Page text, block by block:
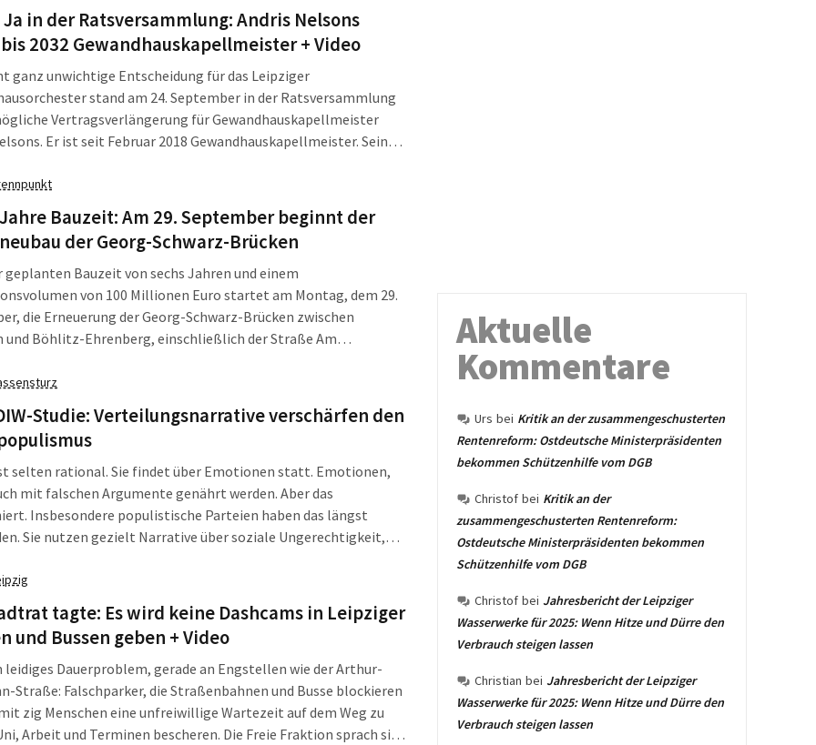
Nationalsozialismus. Musikalisch wird der […]
Ja in der Ratsversammlung: Andris Nelsons
2032 Gewandhauskapellmeister + Video
ganz unwichtige Entscheidung für das Leipziger
stand am 24. September in der Ratsversammlung
Vertragsverlängerung für Gewandhauskapellmeister
Er ist seit Februar 2018 Gewandhauskapellmeister. Sein
die Zusammenarbeit zwischen Gewandhausorchester und
sehr erfolgreich, betonte das Kulturdezernat
Bauzeit: Am 29. September beginnt der
der Georg-Schwarz-Brücken
geplanten Bauzeit von sechs Jahren und einem
von 100 Millionen Euro startet am Montag, dem 29.
die Erneuerung der Georg-Schwarz-Brücken zwischen
und Böhlitz-Ehrenberg, einschließlich der Straße Am
herzustellen, müssen zunächst mehrere leerstehende
unterhalb der Brücken abgebrochen und Bäume […]
Studie: Verteilungsnarrative verschärfen den
selten rational. Sie findet über Emotionen statt. Emotionen,
mit falschen Argumente genährt werden. Aber das
Insbesondere populistische Parteien haben das längst
Sie nutzen gezielt Narrative über soziale Ungerechtigkeit,
des Deutschen Instituts für Wirtschaftsforschung (DIW
[…]
tagte: Es wird keine Dashcams in Leipziger
und Bussen geben + Video
leidiges Dauerproblem, gerade an Engstellen wie der Arthur-
Straße: Falschparker, die Straßenbahnen und Busse blockieren
zig Menschen eine unfreiwillige Wartezeit auf dem Weg zu
Arbeit und Terminen bescheren. Die Freie Fraktion sprach sich
Aktuelle
Kommentare
Urs bei Kritik an der zusammengeschusterten
Rentenreform: Ostdeutsche Ministerpräsidenten
bekommen Schützenhilfe vom DGB
Christof bei Kritik an der
zusammengeschusterten Rentenreform:
Ostdeutsche Ministerpräsidenten bekommen
Schützenhilfe vom DGB
Christof bei Jahresbericht der Leipziger
Wasserwerke für 2025: Wenn Hitze und Dürre den
Verbrauch steigen lassen
Christian bei Jahresbericht der Leipziger
Wasserwerke für 2025: Wenn Hitze und Dürre den
Verbrauch steigen lassen